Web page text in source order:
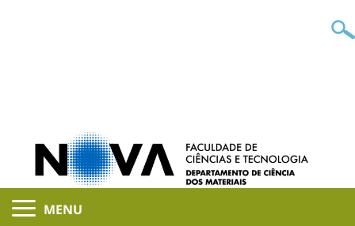
MENU